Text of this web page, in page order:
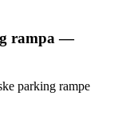
rampa —
parking rampe